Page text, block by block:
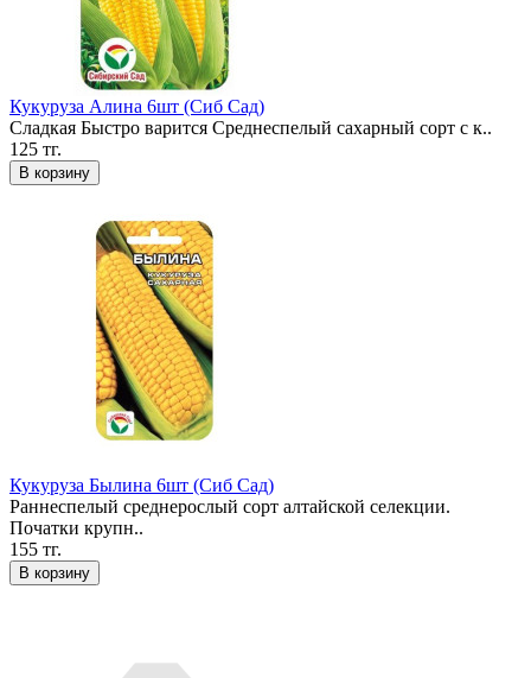
Кукуруза Алина 6шт (Сиб Сад)
Сладкая Быстро варится Среднеспелый сахарный сорт с к..
125 тг.
В корзину
Кукуруза Былина 6шт (Сиб Сад)
Раннеспелый среднерослый сорт алтайской селекции.
Початки крупн..
155 тг.
В корзину